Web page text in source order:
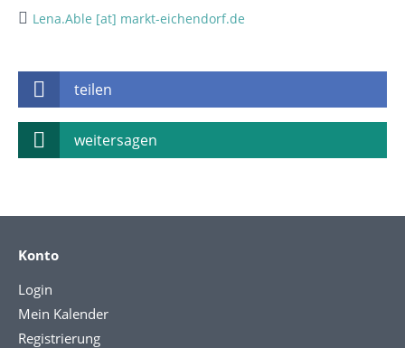
Lena.Able [at] markt-eichendorf.de
teilen
weitersagen
Konto
Login
Mein Kalender
Registrierung